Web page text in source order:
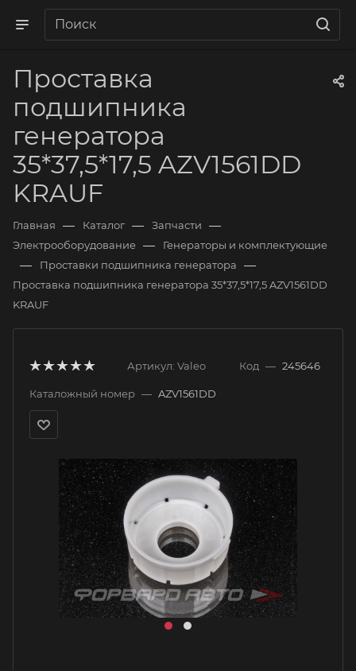
Проставка
подшипника
генератора
35*37,5*17,5 AZV1561DD
KRAUF
Главная — Каталог — Запчасти —
Электрооборудование — Генераторы и комплектующие
— Проставки подшипника генератора —
Проставка подшипника генератора 35*37,5*17,5 AZV1561DD
KRAUF
Артикул: Valeo Код — 245646
Каталожный номер — AZV1561DD